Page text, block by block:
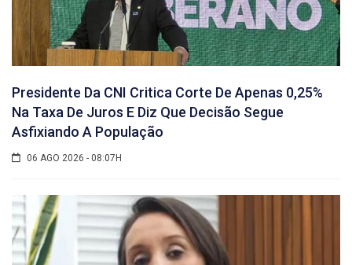
Presidente Da CNI Critica Corte De Apenas 0,25%
Na Taxa De Juros E Diz Que Decisão Segue
Asfixiando A População
06 AGO 2026 - 08:07H